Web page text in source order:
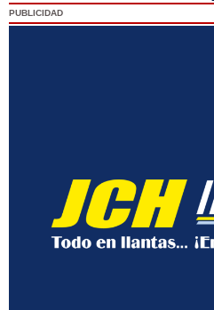
PUBLICIDAD